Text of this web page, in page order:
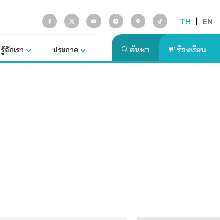
TH | EN
รู้จักเรา ประกาศ